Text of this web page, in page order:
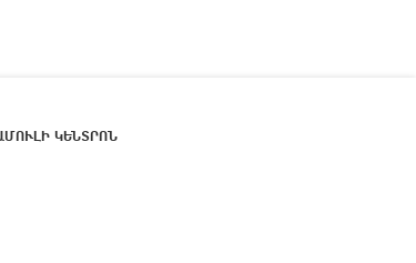
ԿԵՆՏՐՈՆ